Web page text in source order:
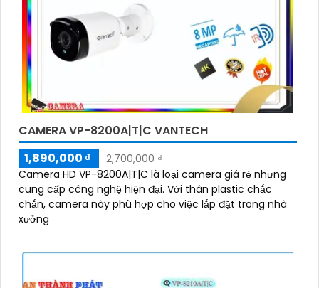
CAMERA VP-8200A|T|C VANTECH
1,890,000 ₫
2,700,000 ₫
Camera HD VP-8200A|T|C là loại camera giá rẻ nhưng
cung cấp công nghệ hiện đại. Với thân plastic chắc
chắn, camera này phù hợp cho việc lắp đặt trong nhà
xưởng